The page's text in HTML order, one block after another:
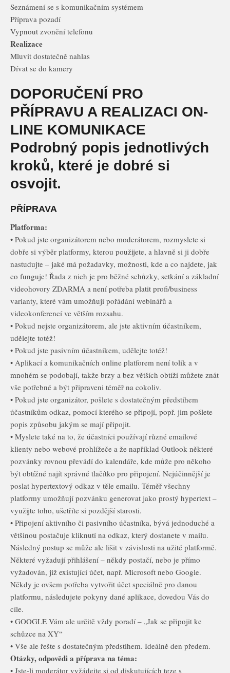
Seznámení se s komunikačním systémem
Příprava pozadí
Vypnout zvonění telefonu
Realizace
Mluvit dostatečně nahlas
Dívat se do kamery
DOPORUČENÍ PRO
PŘÍPRAVU A REALIZACI ON-
LINE KOMUNIKACE
Podrobný popis jednotlivých
kroků, které je dobré si
osvojit.
PŘÍPRAVA
Platforma:
• Pokud jste organizátorem nebo moderátorem, rozmyslete si
dobře si výběr platformy, kterou použijete, a hlavně si ji dobře
nastudujte – jaké má požadavky, možnosti, kde a co najdete, jak
co funguje! Řada z nich je pro běžné schůzky, setkání a základní
videohovory ZDARMA a není potřeba platit profi/business
varianty, které vám umožňují pořádání webinářů a
videokonferencí ve větším rozsahu.
• Pokud nejste organizátorem, ale jste aktivním účastníkem,
udělejte totéž!
• Pokud jste pasivním účastníkem, udělejte totéž!
• Aplikací a komunikačních online platforem není tolik a v
mnohém se podobají, takže brzy a bez větších obtíží můžete znát
vše potřebné a být připraveni téměř na cokoliv.
• Pokud jste organizátor, pošlete s dostatečným předstihem
účastníkům odkaz, pomocí kterého se připojí, popř. jim pošlete
popis způsobu jakým se mají připojit.
• Myslete také na to, že účastníci používají různé emailové
klienty nebo webové prohlížeče a že například Outlook některé
pozvánky rovnou převádí do kalendáře, kde může pro někoho
být obtížné najít správné tlačítko pro připojení. Nejúčinnější je
poslat hypertextový odkaz v těle emailu. Téměř všechny
platformy umožňují pozvánku generovat jako prostý hypertext –
využijte toho, ušetříte si pozdější starosti.
• Připojení aktivního či pasivního účastníka, bývá jednoduché a
většinou postačuje kliknutí na odkaz, který dostanete v mailu.
Následný postup se může ale lišit v závislosti na užité platformě.
Některé vyžadují přihlášení – někdy postačí, nebo je přímo
vyžadován, již existující účet, např. Microsoft nebo Google.
Někdy je ovšem potřeba vytvořit účet speciálně pro danou
platformu, následujete pokyny dané aplikace, dovedou Vás do
cíle.
• GOOGLE Vám ale určitě vždy poradí – „Jak se připojit ke
schůzce na XY“
• Vše ale řešte s dostatečným předstihem. Ideálně den předem.
Otázky, odpovědi a příprava na téma:
• Jste-li moderátor vyžádejte si od diskutujících teze s